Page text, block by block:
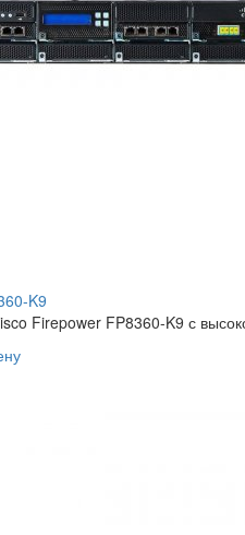
K9
Firepower FP8360-K9 с